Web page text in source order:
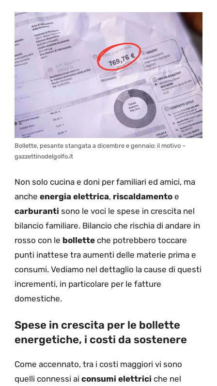
Bollette, pesante stangata a dicembre e gennaio: il motivo –
gazzettinodelgolfo.it
Non solo cucina e doni per familiari ed amici, ma
anche energia elettrica, riscaldamento e
carburanti sono le voci le spese in crescita nel
bilancio familiare. Bilancio che rischia di andare in
rosso con le bollette che potrebbero toccare
punti inattese tra aumenti delle materie prima e
consumi. Vediamo nel dettaglio la cause di questi
incrementi, in particolare per le fatture
domestiche.
Spese in crescita per le bollette
energetiche, i costi da sostenere
Come accennato, tra i costi maggiori vi sono
quelli connessi ai consumi elettrici che nel